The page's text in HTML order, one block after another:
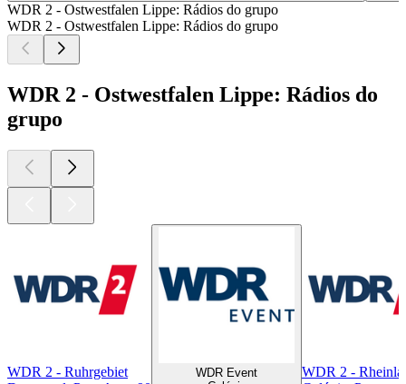
WDR 2 - Ostwestfalen Lippe: Rádios do grupo
WDR 2 - Ostwestfalen Lippe: Rádios do grupo
WDR 2 - Ostwestfalen Lippe: Rádios do
grupo
WDR 2 - Ruhrgebiet
WDR Event
WDR 2 -